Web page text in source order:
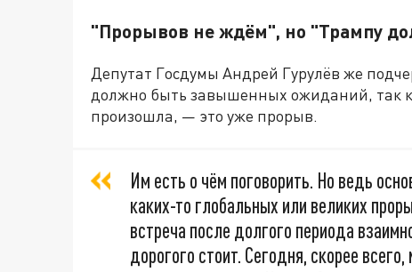
"Прорывов не ждём", но "Трампу
Депутат Госдумы Андрей Гурулёв же
должно быть завышенных ожиданий, так
произошла, — это уже прорыв.
Им есть о чём поговорить. Но ведь
каких-то глобальных или великих
встреча после долгого периода
дорогого стоит. Сегодня, скорее